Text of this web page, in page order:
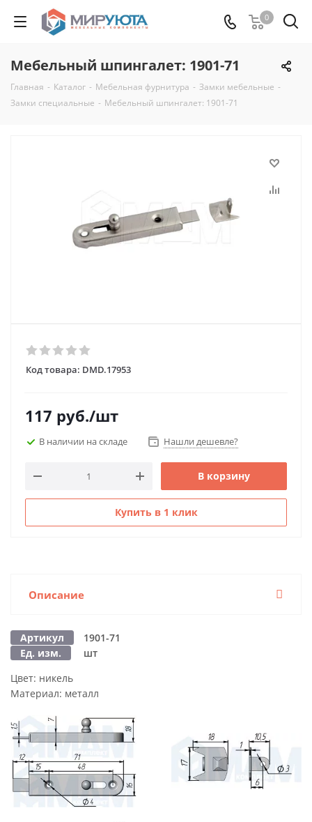
0
Мебельный шпингалет: 1901-71
Главная - Каталог - Мебельная фурнитура - Замки мебельные -
Замки специальные - Мебельный шпингалет: 1901-71
Код товара: DMD.17953
117 руб./шт
В наличии на складе Нашли дешевле?
В корзину
Купить в 1 клик
Описание
Артикул
1901-71
Ед. изм.
шт
Цвет: никель
Материал: металл